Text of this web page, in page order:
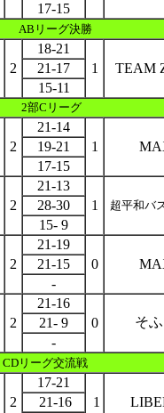
17-15
ABリーグ決勝
2
18-21
1
TEAM
21-17
15-11
2部Cリーグ
2
21-14
1
19-21
17-15
2
21-13
1
超平和バ
28-30
15- 9
2
21-19
0
21-15
-
2
21-16
0
そ
21- 9
-
CDリーグ交流戦
2
17-21
1
21-16